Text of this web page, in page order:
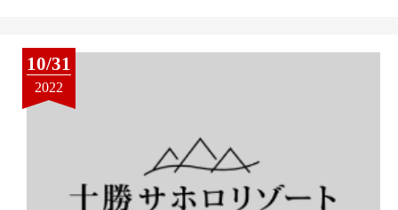
10/31
2022